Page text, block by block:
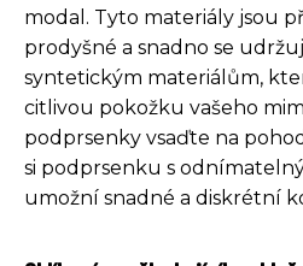
modal. Tyto materiály jsou
prodyšné a snadno se
syntetickým materiálům,
citlivou pokožku vašeho
podprsenky vsaďte na
si podprsenku s
umožní snadné a diskrétní